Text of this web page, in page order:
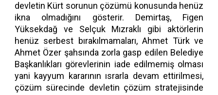
devletin Kürt sorunun çözümü konusunda henüz
ikna olmadığını gösterir. Demirtaş, Figen
Yüksekdağ ve Selçuk Mızraklı gibi aktörlerin
henüz serbest bırakılmamaları, Ahmet Türk ve
Ahmet Özer şahsında zorla gasp edilen Belediye
Başkanlıkları görevlerinin iade edilmemiş olması
yani kayyum kararının ısrarla devam ettirilmesi,
çözüm sürecinde devletin çözüm stratejisinde